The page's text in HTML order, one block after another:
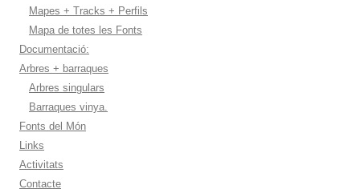
Mapes + Tracks + Perfils
Mapa de totes les Fonts
Documentació:
Arbres + barraques
Arbres singulars
Barraques vinya.
Fonts del Món
Links
Activitats
Contacte